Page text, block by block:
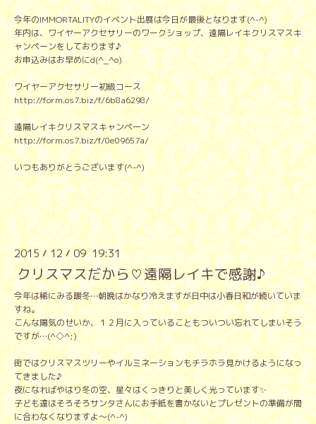
今年のIMMORTALITYのイベント出展は今日が最後となります(^-^)
年内は、ワイヤーアクセサリーのワークショップ、遠隔レイキクリスマスキ
ャンペーンをしております♪
お申込みはお早めにd(^_^o)
ワイヤーアクセサリー初級コース
http://form.os7.biz/f/6b8a6298/
遠隔レイキクリスマスキャンペーン
http://form.os7.biz/f/0e09657a/
いつもありがとうございます(^-^)
2015/12/09 19:31
クリスマスだから♡遠隔レイキで感謝♪
今年は稀にみる暖冬…朝晩はかなり冷えますが日中は小春日和が続いていま
すね。
こんな陽気のせいか、１２月に入っていることもついつい忘れてしまいそう
ですが…(^◇^;)
街ではクリスマスツリーやイルミネーションもチラホラ見かけるようになっ
てきました♪
夜になればやはり冬の空、星々はくっきりと美しく光っています✨
子ども達はそろそろサンタさんにお手紙を書かないとプレゼントの準備が間
に合わなくなりますよ～(^-^)